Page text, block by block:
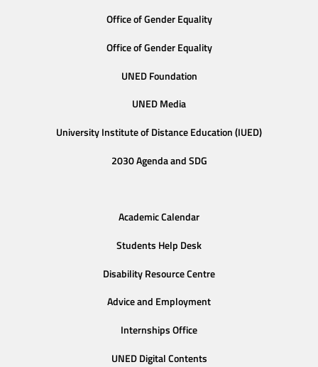
Office of Gender Equality
Office of Gender Equality
UNED Foundation
UNED Media
University Institute of Distance Education (IUED)
2030 Agenda and SDG
Academic Calendar
Students Help Desk
Disability Resource Centre
Advice and Employment
Internships Office
UNED Digital Contents